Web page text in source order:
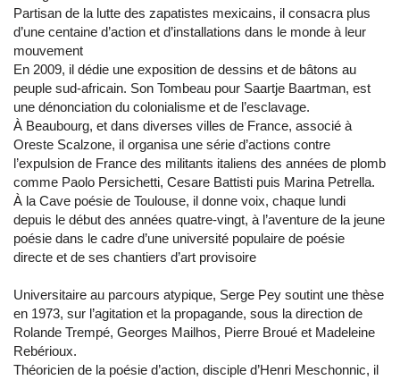
Partisan de la lutte des zapatistes mexicains, il consacra plus
d’une centaine d’action et d’installations dans le monde à leur
mouvement
En 2009, il dédie une exposition de dessins et de bâtons au
peuple sud-africain. Son Tombeau pour Saartje Baartman, est
une dénonciation du colonialisme et de l’esclavage.
À Beaubourg, et dans diverses villes de France, associé à
Oreste Scalzone, il organisa une série d’actions contre
l’expulsion de France des militants italiens des années de plomb
comme Paolo Persichetti, Cesare Battisti puis Marina Petrella.
À la Cave poésie de Toulouse, il donne voix, chaque lundi
depuis le début des années quatre-vingt, à l’aventure de la jeune
poésie dans le cadre d’une université populaire de poésie
directe et de ses chantiers d’art provisoire
Universitaire au parcours atypique, Serge Pey soutint une thèse
en 1973, sur l’agitation et la propagande, sous la direction de
Rolande Trempé, Georges Mailhos, Pierre Broué et Madeleine
Rebérioux.
Théoricien de la poésie d’action, disciple d’Henri Meschonnic, il